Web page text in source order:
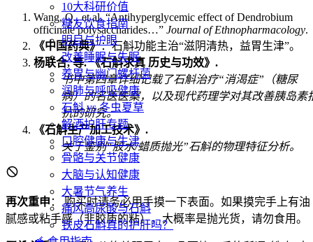
10大科研价值
糖友饮食指南
明目与护眼
改善睡眠与失眠
养胃与幽门螺杆菌
润肺与呼吸健康
石斛 vs 冬虫夏草
解酒护肝专题
口腔健康与生津
骨骼与关节健康
大脑与认知健康
大暑节气养生
痛风高尿酸与石斛
铁皮石斛真的护肝吗？
Wang, Q., et al. “Antihyperglycemic effect of Dendrobium
officinale polysaccharides…” Journal of Ethnopharmacology.
《中国药典》：石斛功能主治“滋阴清热，益胃生津”。
杨联合, 等. 《石斛求真 历史与功效》.
书中第四章详细记载了石斛治疗“消渴症”（糖尿
病）的名医医案，以及现代药理学对其改善胰岛素
抗的研究。
《石斛生产加工技术》.
关于鉴别“胶水/蜡质抛光”石斛的物理特征分析。
再次重申 ： 购买时请务必用手摸一下表面。如果摸完手上有油
腻感或粘手感（非胶质的粘），大概率是抛光货，请勿食用。